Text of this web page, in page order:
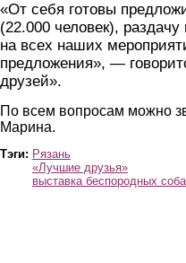
«От себя готовы
(22.000 человек),
на всех наших
предложения», —
друзей».
По всем вопросам можно
Марина.
Тэги: Рязань
«Лучшие друзья»
выставка беспородных